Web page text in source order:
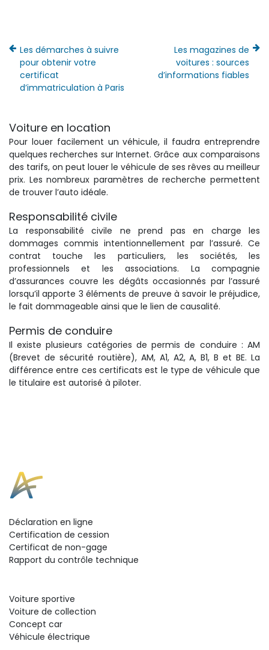
Les démarches à suivre
pour obtenir votre
certificat
d’immatriculation à Paris
Les magazines de
voitures : sources
d’informations fiables
Voiture en location
Pour louer facilement un véhicule, il faudra entreprendre
quelques recherches sur Internet. Grâce aux comparaisons
des tarifs, on peut louer le véhicule de ses rêves au meilleur
prix. Les nombreux paramètres de recherche permettent
de trouver l’auto idéale.
Responsabilité civile
La responsabilité civile ne prend pas en charge les
dommages commis intentionnellement par l’assuré. Ce
contrat touche les particuliers, les sociétés, les
professionnels et les associations. La compagnie
d’assurances couvre les dégâts occasionnés par l’assuré
lorsqu’il apporte 3 éléments de preuve à savoir le préjudice,
le fait dommageable ainsi que le lien de causalité.
Permis de conduire
Il existe plusieurs catégories de permis de conduire : AM
(Brevet de sécurité routière), AM, A1, A2, A, B1, B et BE. La
différence entre ces certificats est le type de véhicule que
le titulaire est autorisé à piloter.
Déclaration en ligne
Certification de cession
Certificat de non-gage
Rapport du contrôle technique
Voiture sportive
Voiture de collection
Concept car
Véhicule électrique